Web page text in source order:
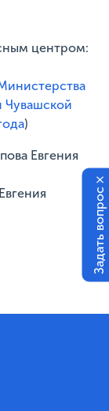
центром:
Чувашской
)
Евгения
Задать вопрос
×